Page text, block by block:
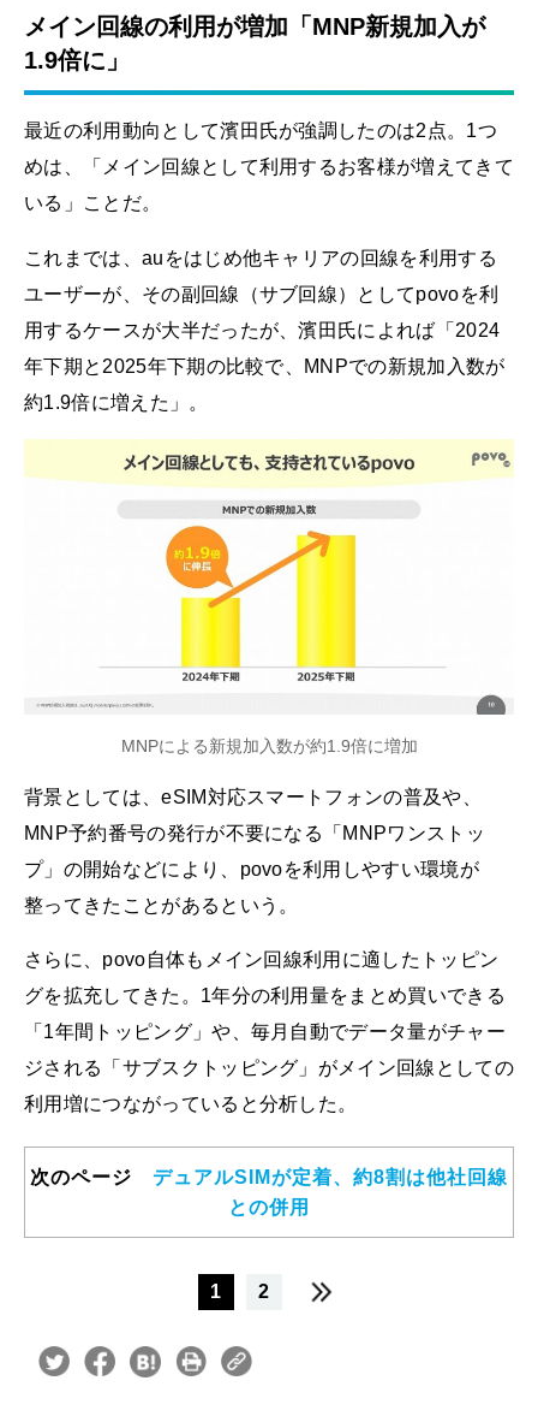
メイン回線の利用が増加「MNP新規加入が
1.9倍に」
最近の利用動向として濱田氏が強調したのは2点。1つ
めは、「メイン回線として利用するお客様が増えてきて
いる」ことだ。
これまでは、auをはじめ他キャリアの回線を利用する
ユーザーが、その副回線（サブ回線）としてpovoを利
用するケースが大半だったが、濱田氏によれば「2024
年下期と2025年下期の比較で、MNPでの新規加入数が
約1.9倍に増えた」。
MNPによる新規加入数が約1.9倍に増加
背景としては、eSIM対応スマートフォンの普及や、
MNP予約番号の発行が不要になる「MNPワンストッ
プ」の開始などにより、povoを利用しやすい環境が
整ってきたことがあるという。
さらに、povo自体もメイン回線利用に適したトッピン
グを拡充してきた。1年分の利用量をまとめ買いできる
「1年間トッピング」や、毎月自動でデータ量がチャー
ジされる「サブスクトッピング」がメイン回線としての
利用増につながっていると分析した。
次のページ デュアルSIMが定着、約8割は他社回線
との併用
1 2